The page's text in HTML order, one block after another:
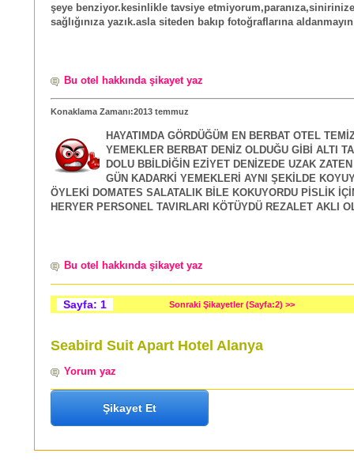
şeye benziyor.kesinlikle tavsiye
sağlığınıza yazık.asla siteden bakıp fotoğraflarına aldanmayın
Bu otel hakkında şikayet yaz
Konaklama Zamanı:2013 temmuz
HAYATIMDA GÖRDÜĞÜM EN BERBAT OTEL
YEMEKLER BERBAT DENİZ OLDUĞU GİBİ ALTI
DOLU BBİLDİĞİN EZİYET DENİZEDE UZAK
GÜN KADARKİ YEMEKLERİ AYNI ŞEKİLDE
ÖYLEKİ DOMATES SALATALIK BİLE KOKUYORDU PİSLİK
HERYER PERSONEL TAVIRLARI KÖTÜYDÜ REZALET AKLI
Bu otel hakkında şikayet yaz
Sayfa: 1 Sonraki Şikayetler (Sayfa:2) >>
Seabird Suit Apart Hotel Alanya
Yorum yaz
Şikayet Et